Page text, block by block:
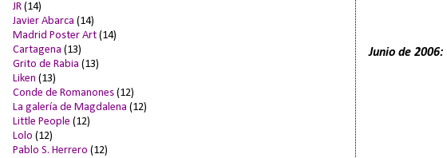
Junio de 2006:
JR (14)
Javier Abarca (14)
Madrid Poster Art (14)
Cartagena (13)
Grito de Rabia (13)
Liken (13)
Conde de Romanones (12)
La galería de Magdalena (12)
Little People (12)
Lolo (12)
Pablo S. Herrero (12)